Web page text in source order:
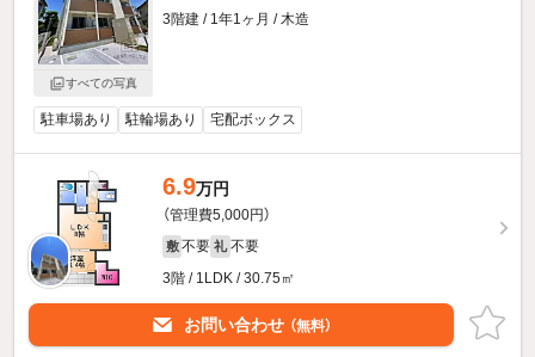
すべての写真
3階建 / 1年1ヶ月 / 木造
駐車場あり 駐輪場あり 宅配ボックス
6.9万円
（管理費5,000円）
敷 不要 礼 不要
3階 / 1LDK / 30.75㎡
お問い合わせ （無料）